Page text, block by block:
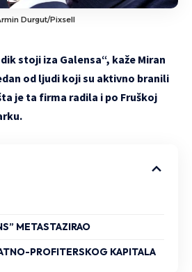
Durgut/Pixsell
stoji iza Galensa“, kaže Miran
od ljudi koji su aktivno branili
je ta firma radila i po Fruškoj
METASTAZIRAO
PROFITERSKOG KAPITALA